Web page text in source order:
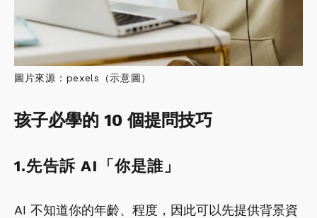
圖片來源：pexels（示意圖）
孩子必學的 10 個提問技巧
1.先告訴 AI「你是誰」
AI 不知道你的年齡、程度，因此可以先提供背景資